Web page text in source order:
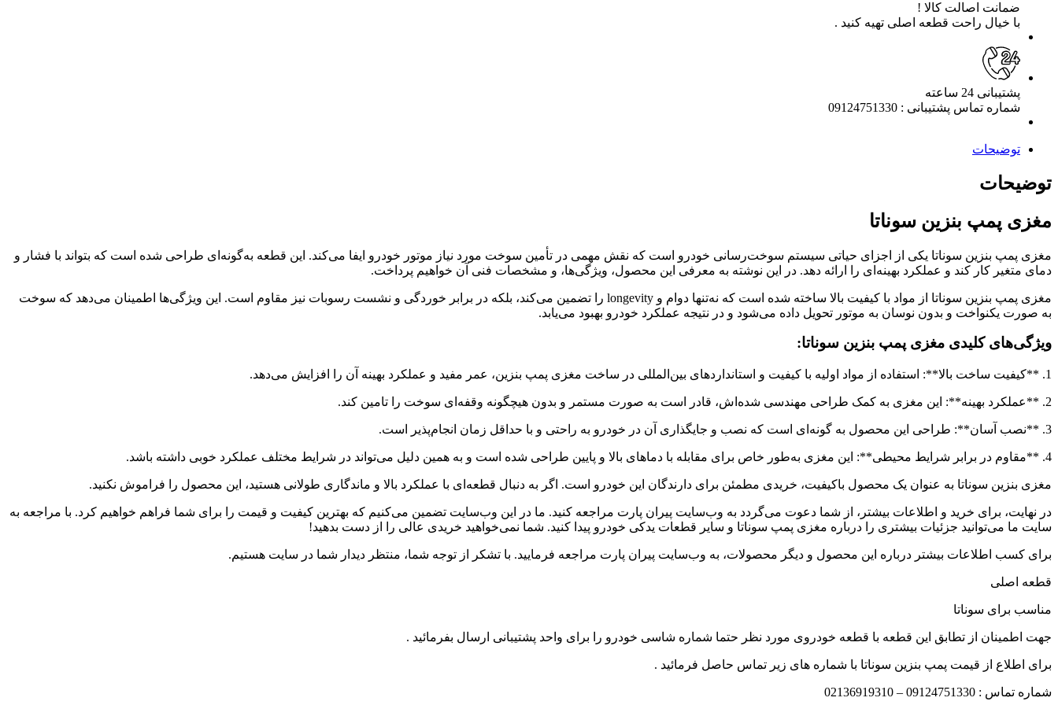
ضمانت اصالت کالا !
با خیال راحت قطعه اصلی تهیه کنید .
پشتیبانی 24 ساعته
شماره تماس پشتیبانی : 09124751330
توضیحات
توضیحات
مغزی پمپ بنزین سوناتا
مغزی پمپ بنزین سوناتا یکی از اجزای حیاتی سیستم سوخت‌رسانی خودرو است که نقش مهمی در تأمین سوخت مورد نیاز موتور خودرو ایفا می‌کند. این قطعه به‌گونه‌ای طراحی شده است که بتواند با فشار و
دمای متغیر کار کند و عملکرد بهینه‌ای را ارائه دهد. در این نوشته به معرفی این محصول، ویژگی‌ها، و مشخصات فنی آن خواهیم پرداخت.
مغزی پمپ بنزین سوناتا از مواد با کیفیت بالا ساخته شده است که نه‌تنها دوام و longevity را تضمین می‌کند، بلکه در برابر خوردگی و نشست رسوبات نیز مقاوم است. این ویژگی‌ها اطمینان می‌دهد که سوخت
به صورت یکنواخت و بدون نوسان به موتور تحویل داده می‌شود و در نتیجه عملکرد خودرو بهبود می‌یابد.
ویژگی‌های کلیدی مغزی پمپ بنزین سوناتا:
1. **کیفیت ساخت بالا**: استفاده از مواد اولیه با کیفیت و استانداردهای بین‌المللی در ساخت مغزی پمپ بنزین، عمر مفید و عملکرد بهینه آن را افزایش می‌دهد.
2. **عملکرد بهینه**: این مغزی به کمک طراحی مهندسی شده‌اش، قادر است به صورت مستمر و بدون هیچگونه وقفه‌ای سوخت را تامین کند.
3. **نصب آسان**: طراحی این محصول به گونه‌ای است که نصب و جایگذاری آن در خودرو به راحتی و با حداقل زمان انجام‌پذیر است.
4. **مقاوم در برابر شرایط محیطی**: این مغزی به‌طور خاص برای مقابله با دماهای بالا و پایین طراحی شده است و به همین دلیل می‌تواند در شرایط مختلف عملکرد خوبی داشته باشد.
مغزی بنزین سوناتا به عنوان یک محصول باکیفیت، خریدی مطمئن برای دارندگان این خودرو است. اگر به دنبال قطعه‌ای با عملکرد بالا و ماندگاری طولانی هستید، این محصول را فراموش نکنید.
در نهایت، برای خرید و اطلاعات بیشتر، از شما دعوت می‌گردد به وب‌سایت پیران پارت مراجعه کنید. ما در این وب‌سایت تضمین می‌کنیم که بهترین کیفیت و قیمت را برای شما فراهم خواهیم کرد. با مراجعه به
سایت ما می‌توانید جزئیات بیشتری را درباره مغزی پمپ سوناتا و سایر قطعات یدکی خودرو پیدا کنید. شما نمی‌خواهید خریدی عالی را از دست بدهید!
برای کسب اطلاعات بیشتر درباره این محصول و دیگر محصولات، به وب‌سایت پیران پارت مراجعه فرمایید. با تشکر از توجه شما، منتظر دیدار شما در سایت هستیم.
قطعه اصلی
مناسب برای سوناتا
جهت اطمینان از تطابق این قطعه با قطعه خودروی مورد نظر حتما شماره شاسی خودرو را برای واحد پشتیبانی ارسال بفرمائید .
برای اطلاع از قیمت پمپ بنزین سوناتا با شماره های زیر تماس حاصل فرمائید .
شماره تماس : 09124751330 – 02136919310